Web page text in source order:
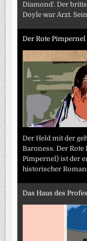
Diamond'. Der
Doyle war Arzt.
Der Rote Pimpernel
Der Held mit der
Baroness. Der
Pimpernel) ist der
historischer
Das Haus des